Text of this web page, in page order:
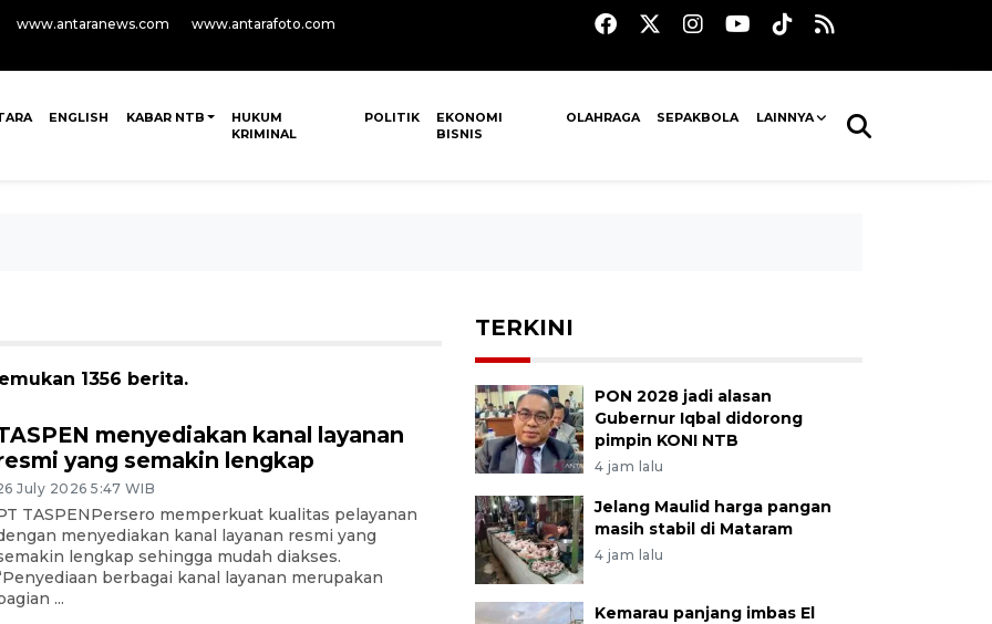
www.antaranews.com www.antarafoto.com
ENGLISH KABAR NTB
HUKUM
KRIMINAL
POLITIK
EKONOMI
BISNIS
OLAHRAGA SEPAKBOLA LAINNYA
1356 berita.
menyediakan kanal layanan
yang semakin lengkap
July 2026 5:47 WIB
TASPENPersero memperkuat kualitas pelayanan
menyediakan kanal layanan resmi yang
lengkap sehingga mudah diakses.
berbagai kanal layanan merupakan
...
TERKINI
PON 2028 jadi alasan
Gubernur Iqbal didorong
pimpin KONI NTB
4 jam lalu
Jelang Maulid harga pangan
masih stabil di Mataram
4 jam lalu
Kemarau panjang imbas El